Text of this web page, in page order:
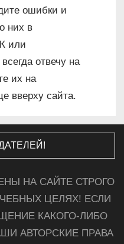
ошибки и
них в
или
отвечу на
их на
вверху сайта.
НА САЙТЕ СТРОГО
ЦЕЛЯХ! ЕСЛИ
КАКОГО-ЛИБО
АВТОРСКИЕ ПРАВА